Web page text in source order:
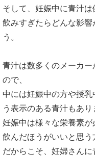
そして、妊娠中に青汁は
飲みすぎたらどんな影
う。
青汁は数多くのメーカ
ので、
中には妊娠中の方や授
う表示のある青汁もあり
妊娠中は様々な栄養素
飲んだほうがいいと思う
だからこそ、妊婦さん